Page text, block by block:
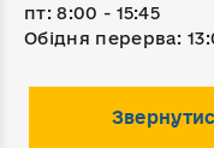
пт: 8:00 - 15:45
Обідня перерва: